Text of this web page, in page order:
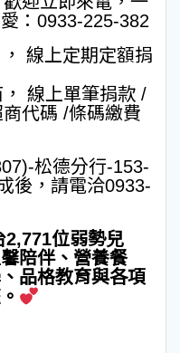
：0933-225-382
線上定期定額捐
線上單筆捐款 /
代碼 /條碼繳費
松德分行-153-
後，請電洽0933-
2,771位弱勢兒
陪伴、營養餐
品格教育與各項